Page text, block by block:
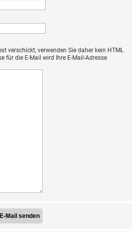
verschickt, verwenden Sie daher kein HTML
für die E-Mail wird Ihre E-Mail-Adresse